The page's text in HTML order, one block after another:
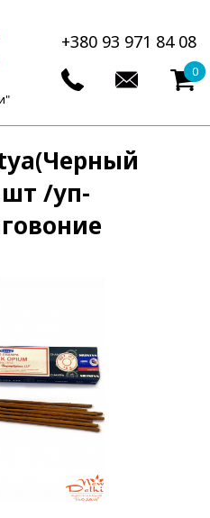
+380 93 971 84 08
0
/уп-